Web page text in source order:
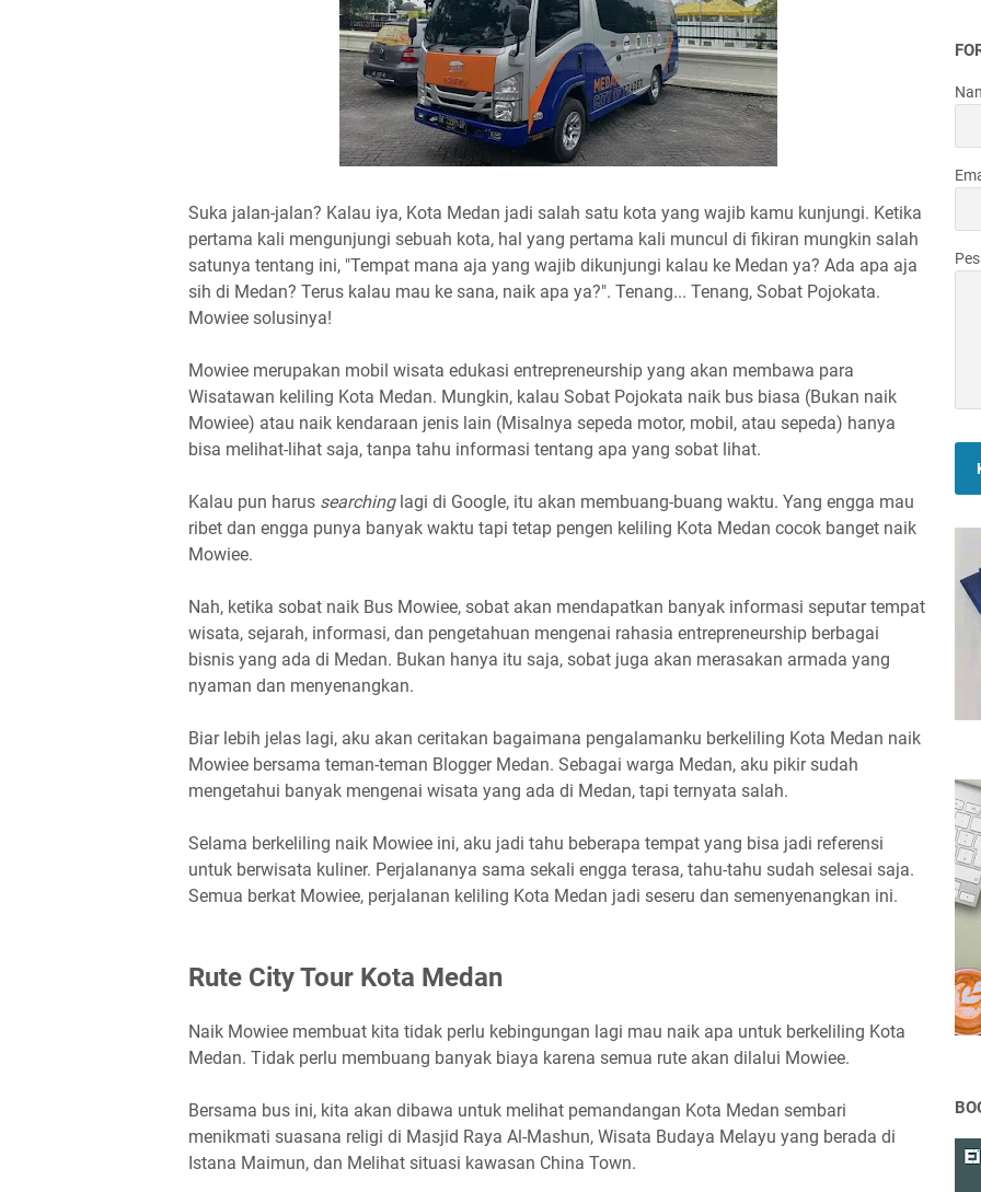
Suka jalan-jalan? Kalau iya, Kota Medan jadi salah satu kota yang wajib kamu kunjungi. Ketika
pertama kali mengunjungi sebuah kota, hal yang pertama kali muncul di fikiran mungkin salah
satunya tentang ini, "Tempat mana aja yang wajib dikunjungi kalau ke Medan ya? Ada apa aja
sih di Medan? Terus kalau mau ke sana, naik apa ya?". Tenang... Tenang, Sobat Pojokata.
Mowiee solusinya!
Mowiee merupakan mobil wisata edukasi entrepreneurship yang akan membawa para
Wisatawan keliling Kota Medan. Mungkin, kalau Sobat Pojokata naik bus biasa (Bukan naik
Mowiee) atau naik kendaraan jenis lain (Misalnya sepeda motor, mobil, atau sepeda) hanya
bisa melihat-lihat saja, tanpa tahu informasi tentang apa yang sobat lihat.
Kalau pun harus searching lagi di Google, itu akan membuang-buang waktu. Yang engga mau
ribet dan engga punya banyak waktu tapi tetap pengen keliling Kota Medan cocok banget naik
Mowiee.
Nah, ketika sobat naik Bus Mowiee, sobat akan mendapatkan banyak informasi seputar tempat
wisata, sejarah, informasi, dan pengetahuan mengenai rahasia entrepreneurship berbagai
bisnis yang ada di Medan. Bukan hanya itu saja, sobat juga akan merasakan armada yang
nyaman dan menyenangkan.
Biar lebih jelas lagi, aku akan ceritakan bagaimana pengalamanku berkeliling Kota Medan naik
Mowiee bersama teman-teman Blogger Medan. Sebagai warga Medan, aku pikir sudah
mengetahui banyak mengenai wisata yang ada di Medan, tapi ternyata salah.
Selama berkeliling naik Mowiee ini, aku jadi tahu beberapa tempat yang bisa jadi referensi
untuk berwisata kuliner. Perjalananya sama sekali engga terasa, tahu-tahu sudah selesai saja.
Semua berkat Mowiee, perjalanan keliling Kota Medan jadi seseru dan semenyenangkan ini.
Rute City Tour Kota Medan
Naik Mowiee membuat kita tidak perlu kebingungan lagi mau naik apa untuk berkeliling Kota
Medan. Tidak perlu membuang banyak biaya karena semua rute akan dilalui Mowiee.
Bersama bus ini, kita akan dibawa untuk melihat pemandangan Kota Medan sembari
menikmati suasana religi di Masjid Raya Al-Mashun, Wisata Budaya Melayu yang berada di
Istana Maimun, dan Melihat situasi kawasan China Town.